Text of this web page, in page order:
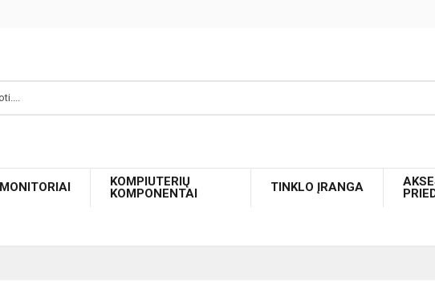
MONITORIAI
KOMPIUTERIŲ
KOMPONENTAI
TINKLO ĮRANGA